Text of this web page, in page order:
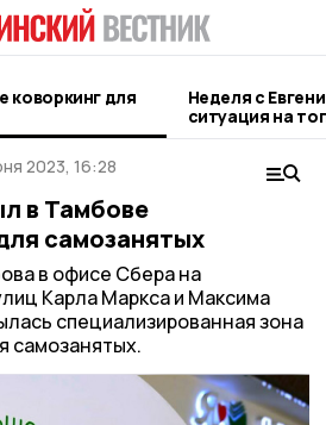
коворкинг для
Неделя с
ситуация на
городе и
2023, 16:28
в Тамбове
самозанятых
в офисе Сбера на
Карла Маркса и Максима
специализированная зона
самозанятых.